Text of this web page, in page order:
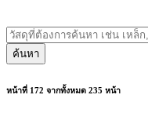
ค้นหา
หน้าที่ 172 จากทั้งหมด 235 หน้า